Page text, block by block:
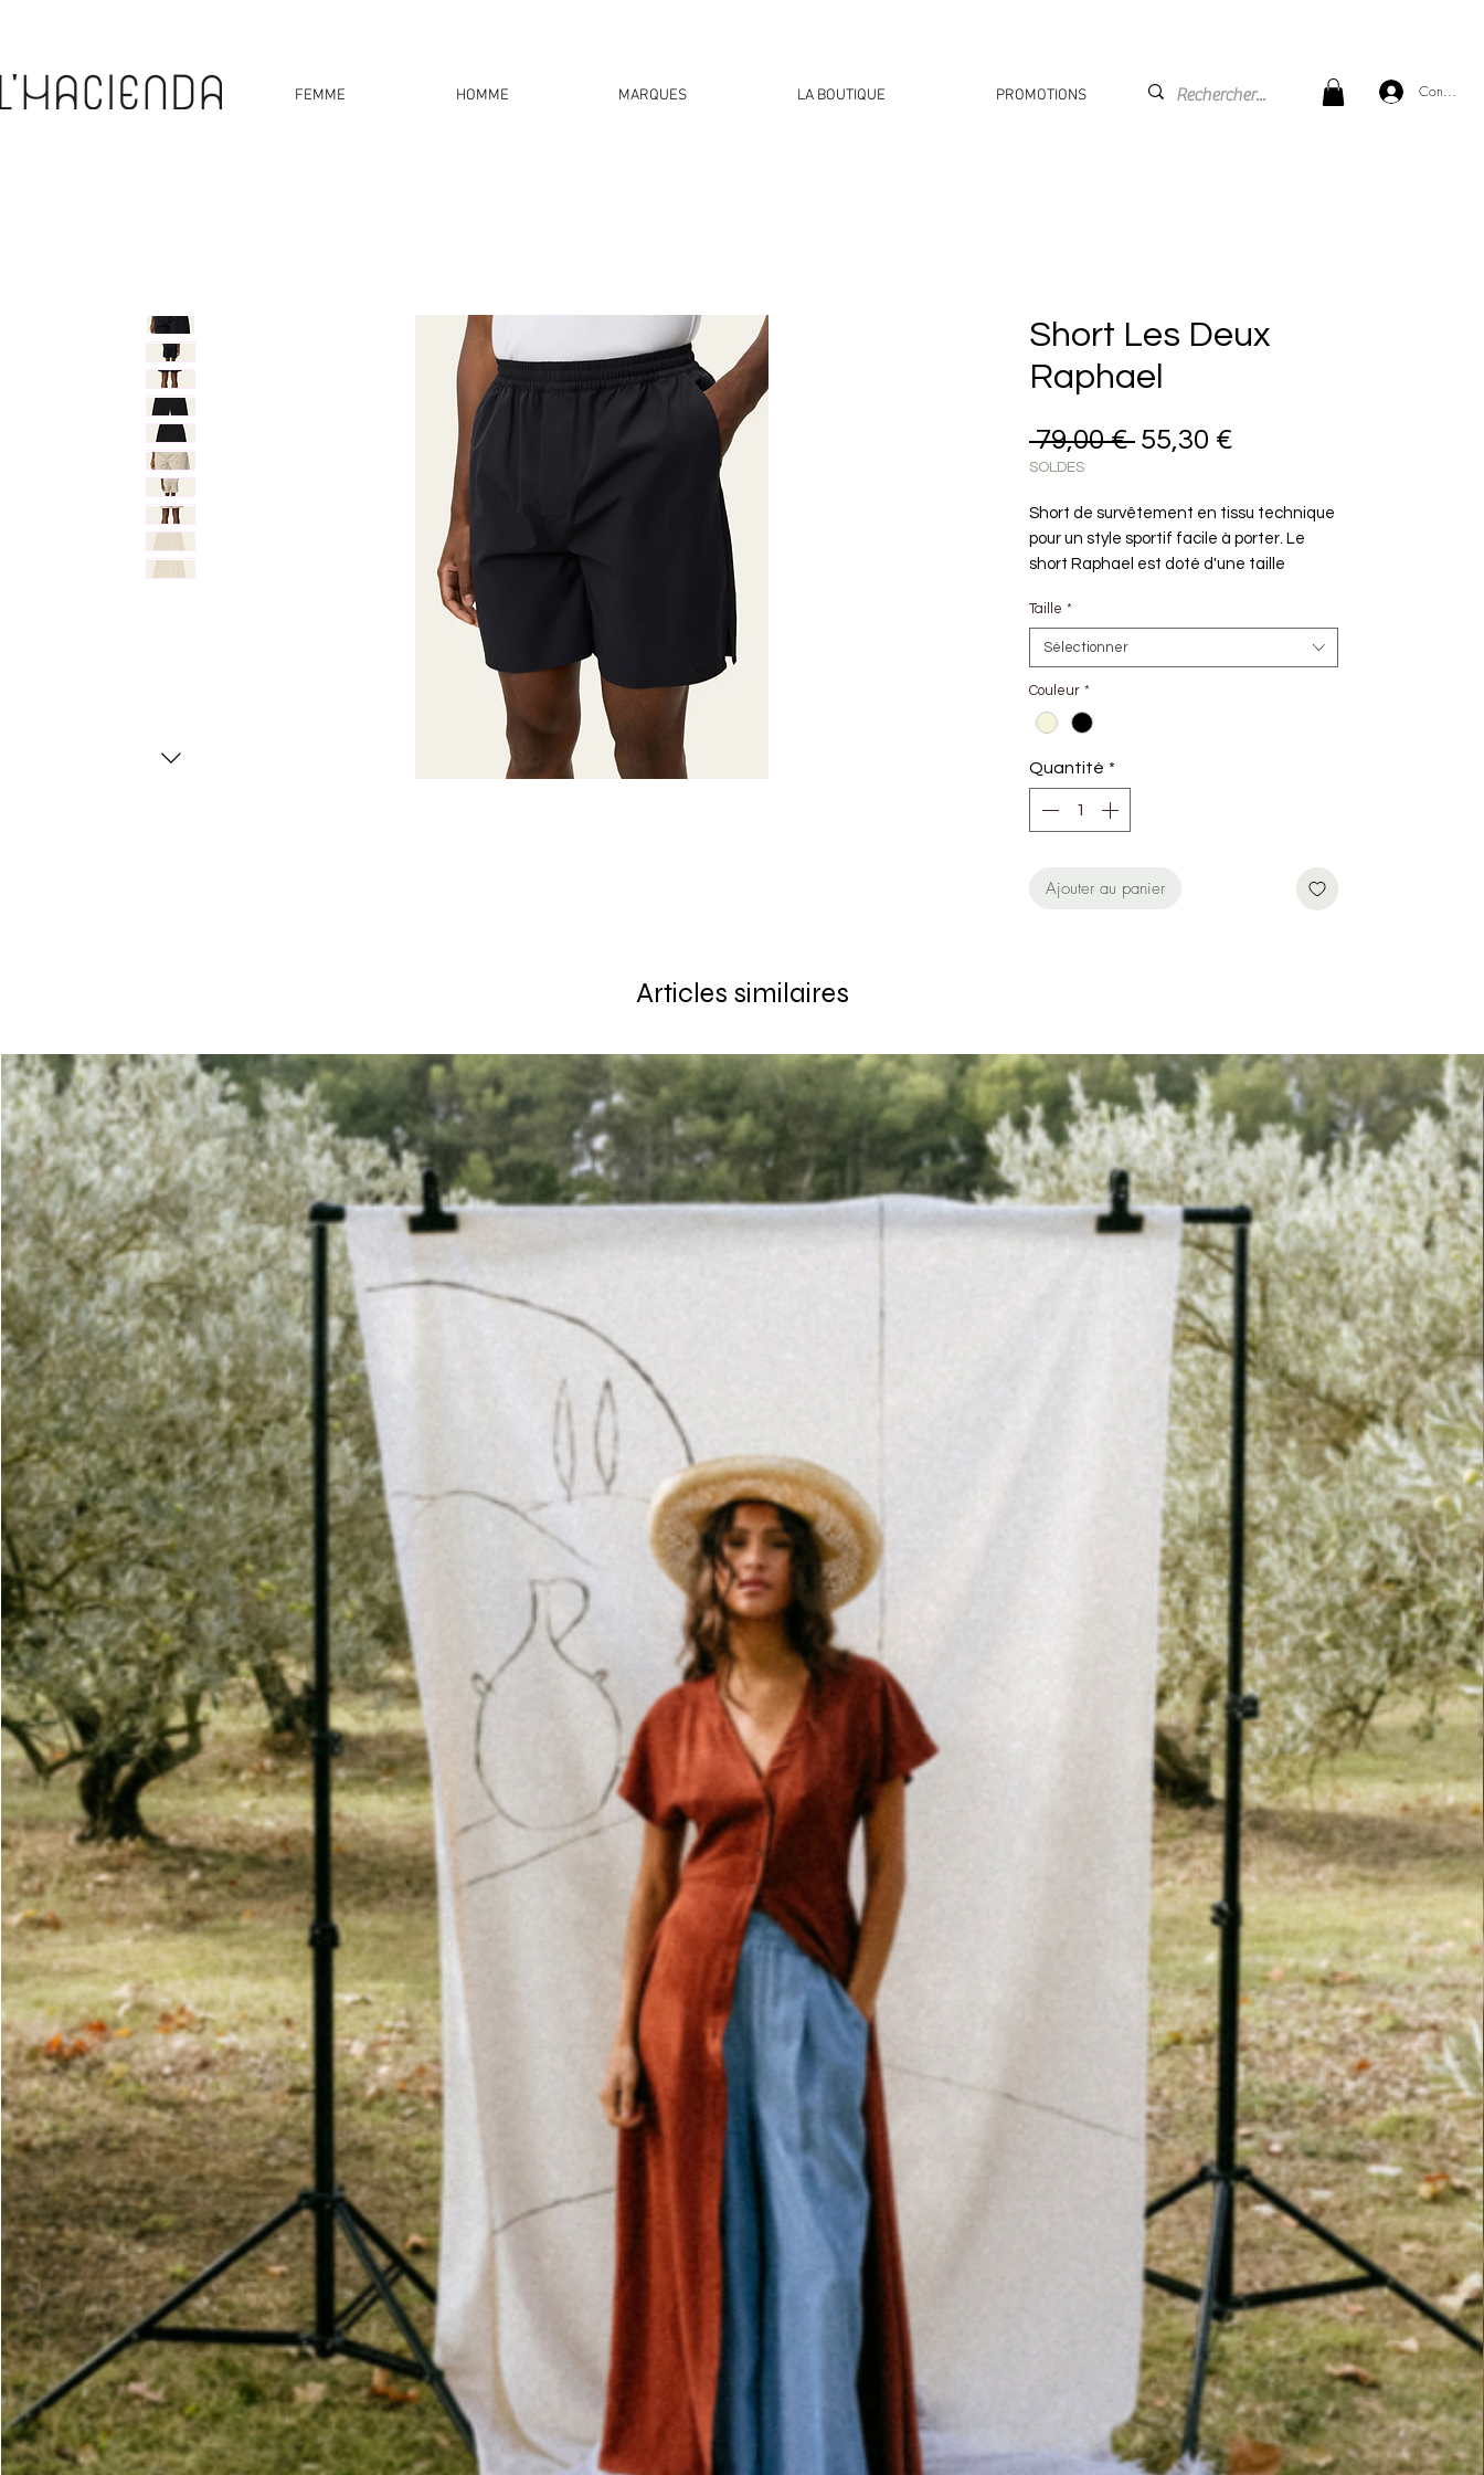
Connexion
FEMME HOMME MARQUES LA BOUTIQUE PROMOTIONS
Short Les Deux
Raphael
79,00 € Prix original
55,30 €
SOLDES
Short de survêtement en tissu technique
pour un style sportif facile à porter. Le
short Raphael est doté d'une taille
lettrage imprimé ton sur ton.
- 86 % Polyamide, 14 % Élasthanne
- Tissu technique
- Taille à cordon de serrage élastique
- Lettrage imprimé ton sur ton sur la
cuisse
- Coupe regular
Taille *
Sélectionner
Couleur *
Quantité *
Ajouter au panier
Articles similaires